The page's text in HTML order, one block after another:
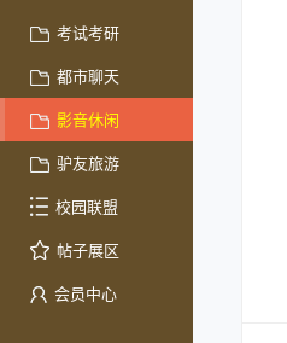
考试考研
都市聊天
影音休闲
驴友旅游
校园联盟
帖子展区
会员中心